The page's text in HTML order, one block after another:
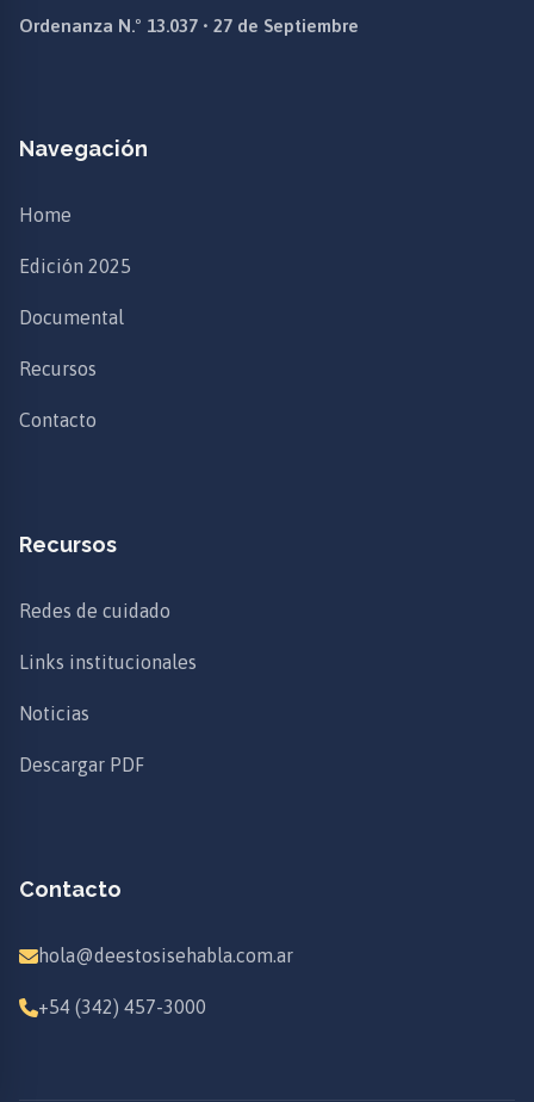
Ordenanza N.º 13.037 • 27 de Septiembre
Navegación
Home
Edición 2025
Documental
Recursos
Contacto
Recursos
Redes de cuidado
Links institucionales
Noticias
Descargar PDF
Contacto
hola@deestosisehabla.com.ar
+54 (342) 457-3000